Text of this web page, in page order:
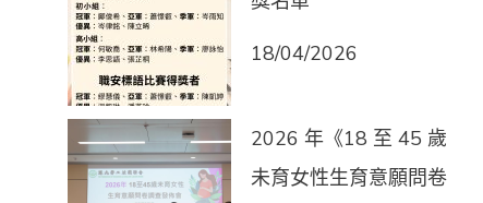
18/04/2026
2026 年《18 至 45 歲
未育女性生育意願問卷